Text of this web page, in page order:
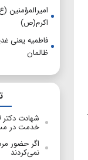
امیرالمؤمنین
اکرم(ص)
فاطمیه یعنی
ظالمان
شهادت
خدمت در
اگر حضور
نمی‌کردند